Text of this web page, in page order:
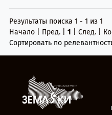
Результаты поиска 1 - 1 из 1
Начало | Пред. | 1 | След. |
Сортировать по